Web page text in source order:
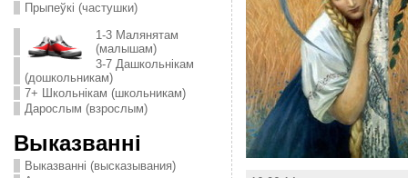
Прыпеўкі (частушки)
1-3 Малянятам
(малышам)
3-7 Дашкольнікам
(дошкольникам)
7+ Школьнікам (школьникам)
Дарослым (взрослым)
Выказванні
Выказванні (высказывания)